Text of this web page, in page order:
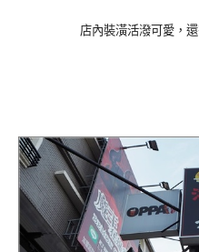
店內裝潢活潑可愛，